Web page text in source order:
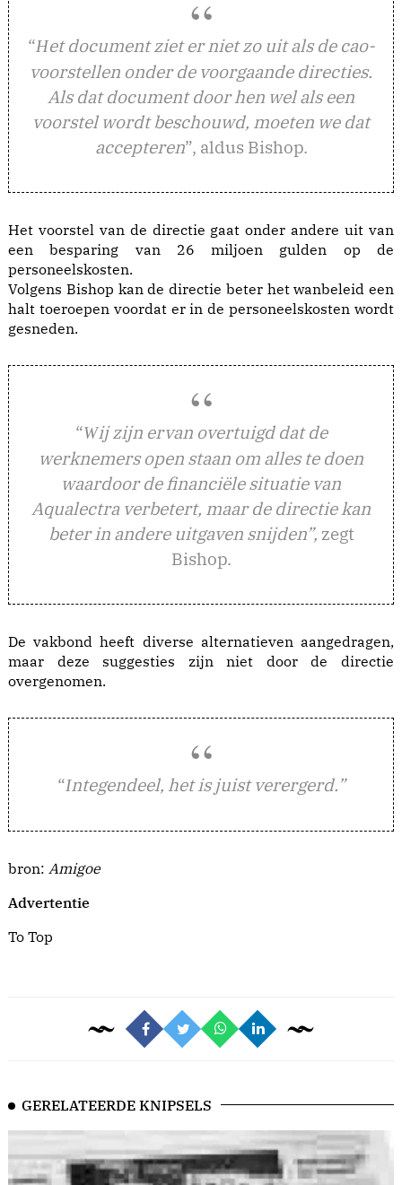
“Het document ziet er niet zo uit als de cao-
voorstellen onder de voorgaande directies.
Als dat document door hen wel als een
voorstel wordt beschouwd, moeten we dat
accepteren”, aldus Bishop.
Het voorstel van de directie gaat onder andere uit van
een besparing van 26 miljoen gulden op de
personeelskosten.
Volgens Bishop kan de directie beter het wanbeleid een
halt toeroepen voordat er in de personeelskosten wordt
gesneden.
“Wij zijn ervan overtuigd dat de
werknemers open staan om alles te doen
waardoor de financiële situatie van
Aqualectra verbetert, maar de directie kan
beter in andere uitgaven snijden”, zegt
Bishop.
De vakbond heeft diverse alternatieven aangedragen,
maar deze suggesties zijn niet door de directie
overgenomen.
“Integendeel, het is juist verergerd.”
bron: Amigoe
Advertentie
To Top
GERELATEERDE KNIPSELS